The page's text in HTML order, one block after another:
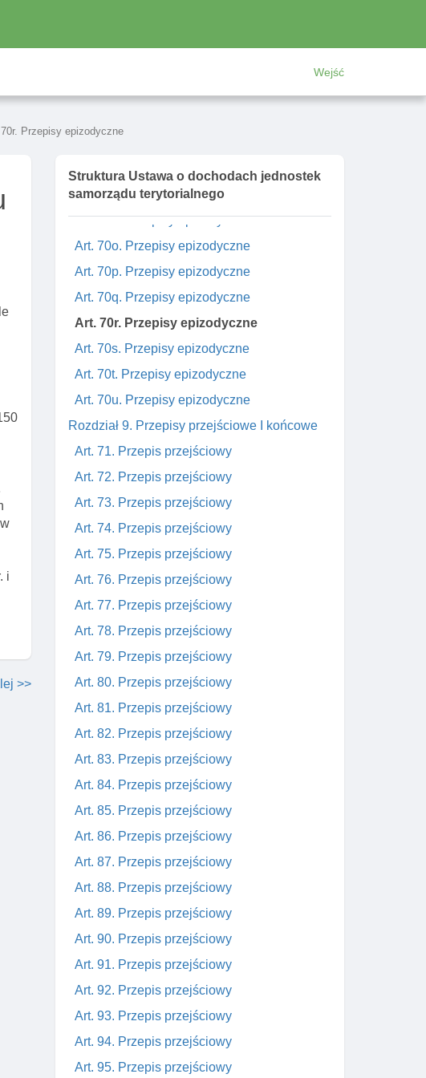
Wejść
Przepisy epizodyczne
i
>>
Struktura Ustawa o dochodach jednostek
samorządu terytorialnego
Art. 70l. Przepisy epizodyczne
Art. 70m. Przepisy epizodyczne
Art. 70n. Przepisy epizodyczne
Art. 70o. Przepisy epizodyczne
Art. 70p. Przepisy epizodyczne
Art. 70q. Przepisy epizodyczne
Art. 70r. Przepisy epizodyczne
Art. 70s. Przepisy epizodyczne
Art. 70t. Przepisy epizodyczne
Art. 70u. Przepisy epizodyczne
Rozdział 9. Przepisy przejściowe I końcowe
Art. 71. Przepis przejściowy
Art. 72. Przepis przejściowy
Art. 73. Przepis przejściowy
Art. 74. Przepis przejściowy
Art. 75. Przepis przejściowy
Art. 76. Przepis przejściowy
Art. 77. Przepis przejściowy
Art. 78. Przepis przejściowy
Art. 79. Przepis przejściowy
Art. 80. Przepis przejściowy
Art. 81. Przepis przejściowy
Art. 82. Przepis przejściowy
Art. 83. Przepis przejściowy
Art. 84. Przepis przejściowy
Art. 85. Przepis przejściowy
Art. 86. Przepis przejściowy
Art. 87. Przepis przejściowy
Art. 88. Przepis przejściowy
Art. 89. Przepis przejściowy
Art. 90. Przepis przejściowy
Art. 91. Przepis przejściowy
Art. 92. Przepis przejściowy
Art. 93. Przepis przejściowy
Art. 94. Przepis przejściowy
Art. 95. Przepis przejściowy